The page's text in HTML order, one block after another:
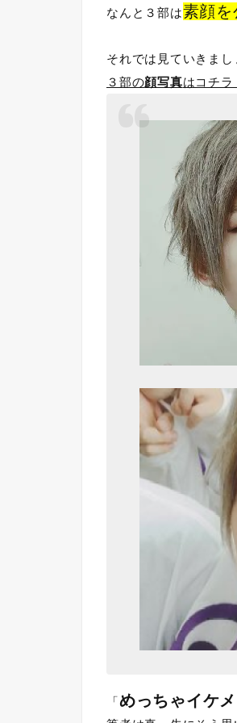
なんと３部は素顔を
それでは見ていきまし
３部の顔写真はコチラ
「めっちゃイケメ